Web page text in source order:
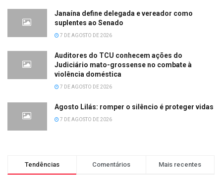
Janaína define delegada e vereador como
suplentes ao Senado
7 DE AGOSTO DE 2026
Auditores do TCU conhecem ações do
Judiciário mato-grossense no combate à
violência doméstica
7 DE AGOSTO DE 2026
Agosto Lilás: romper o silêncio é proteger vidas
7 DE AGOSTO DE 2026
Tendências Comentários Mais recentes